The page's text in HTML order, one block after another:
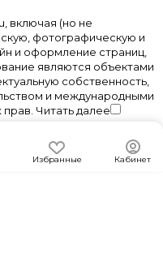
включая (но не
фотографическую и
и оформление страниц,
являются объектами
собственность,
и международными
Читать далее
Избранные Кабинет